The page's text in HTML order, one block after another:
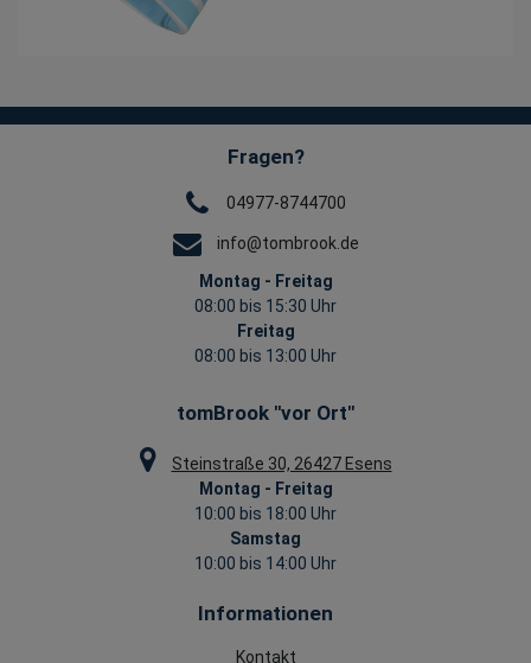
Fragen?
04977-8744700
info@tombrook.de
Montag - Freitag
08:00 bis 15:30 Uhr
Freitag
08:00 bis 13:00 Uhr
tomBrook "vor Ort"
Steinstraße 30, 26427 Esens
Montag - Freitag
10:00 bis 18:00 Uhr
Samstag
10:00 bis 14:00 Uhr
Informationen
Kontakt